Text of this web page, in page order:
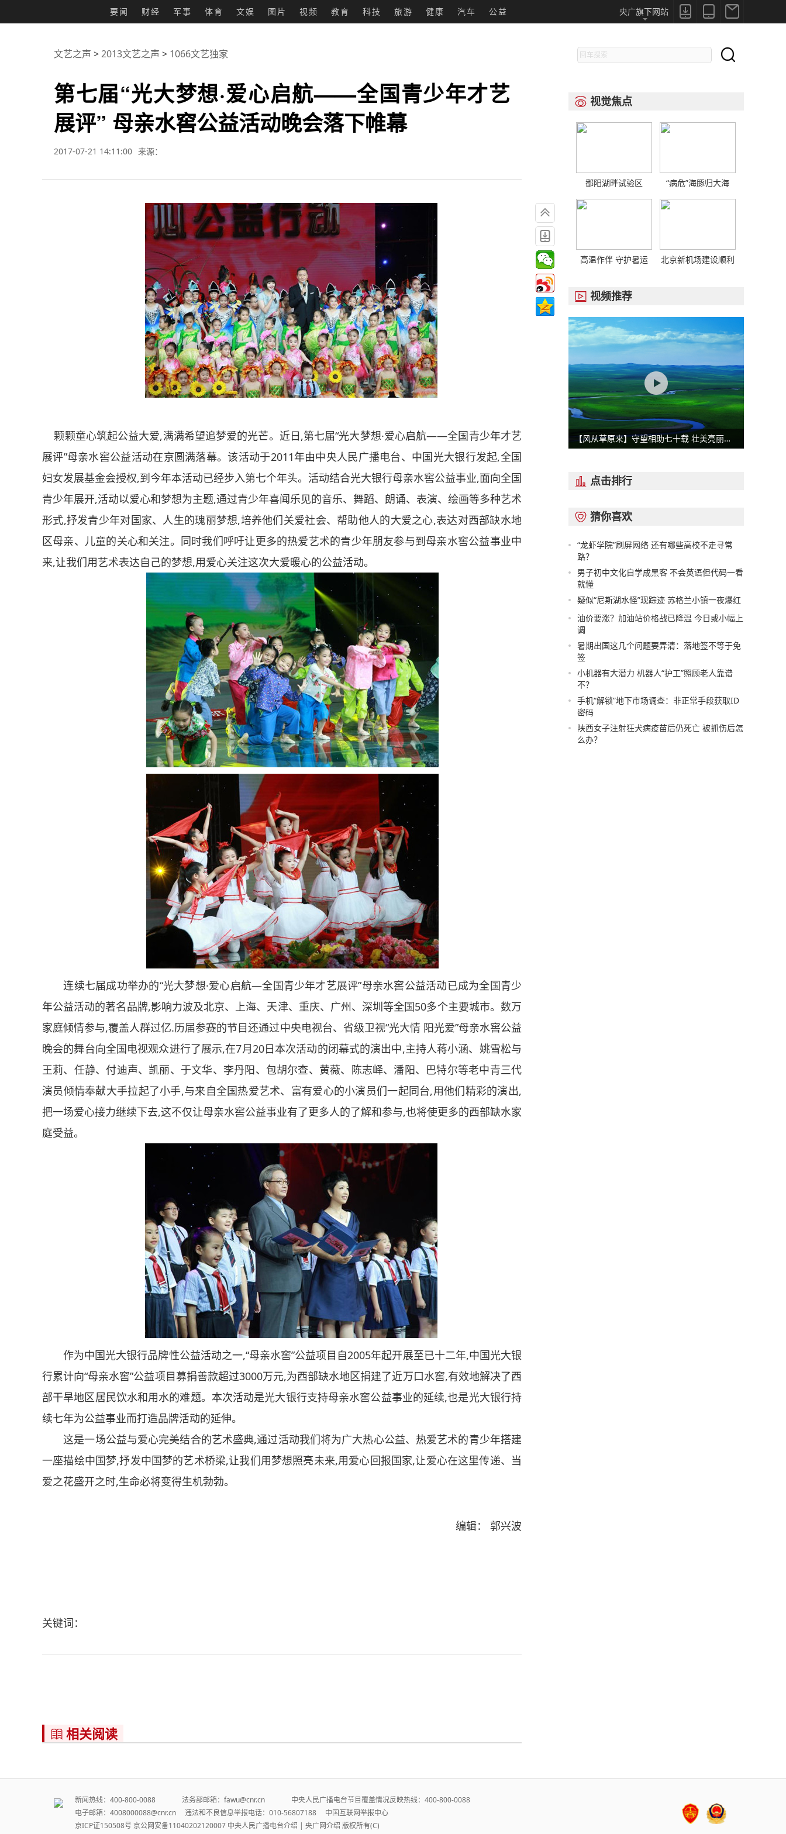
要闻 财经 军事 体育 文娱 图片 视频 教育 科技 旅游 健康 汽车 公益 


央广旗下网站
文艺之声 >2013文艺之声 > 1066文艺独家
第七届“光大梦想·爱心启航——全国青少年才艺
展评” 母亲水窖公益活动晚会落下帷幕
2017-07-21 14:11:00 来源：
颗颗童心筑起公益大爱,满满希望追梦爱的光芒。近日,第七届“光大梦想·爱心启航——全国青少年才艺
展评”母亲水窖公益活动在京圆满落幕。该活动于2011年由中央人民广播电台、中国光大银行发起,全国
妇女发展基金会授权,到今年本活动已经步入第七个年头。活动结合光大银行母亲水窖公益事业,面向全国
青少年展开,活动以爱心和梦想为主题,通过青少年喜闻乐见的音乐、舞蹈、朗诵、表演、绘画等多种艺术
形式,抒发青少年对国家、人生的瑰丽梦想,培养他们关爱社会、帮助他人的大爱之心,表达对西部缺水地
区母亲、儿童的关心和关注。同时我们呼吁让更多的热爱艺术的青少年朋友参与到母亲水窖公益事业中
来,让我们用艺术表达自己的梦想,用爱心关注这次大爱暖心的公益活动。
连续七届成功举办的“光大梦想·爱心启航—全国青少年才艺展评”母亲水窖公益活动已成为全国青少
年公益活动的著名品牌,影响力波及北京、上海、天津、重庆、广州、深圳等全国50多个主要城市。数万
家庭倾情参与,覆盖人群过亿.历届参赛的节目还通过中央电视台、省级卫视“光大情 阳光爱”母亲水窖公益
晚会的舞台向全国电视观众进行了展示,在7月20日本次活动的闭幕式的演出中,主持人蒋小涵、姚雪松与
王莉、任静、付迪声、凯丽、于文华、李丹阳、包胡尔查、黄薇、陈志峄、潘阳、巴特尔等老中青三代
演员倾情奉献大手拉起了小手,与来自全国热爱艺术、富有爱心的小演员们一起同台,用他们精彩的演出,
把一场爱心接力继续下去,这不仅让母亲水窖公益事业有了更多人的了解和参与,也将使更多的西部缺水家
庭受益。
作为中国光大银行品牌性公益活动之一,“母亲水窖”公益项目自2005年起开展至已十二年,中国光大银
行累计向“母亲水窖”公益项目募捐善款超过3000万元,为西部缺水地区捐建了近万口水窖,有效地解决了西
部干旱地区居民饮水和用水的难题。本次活动是光大银行支持母亲水窖公益事业的延续,也是光大银行持
续七年为公益事业而打造品牌活动的延伸。
这是一场公益与爱心完美结合的艺术盛典,通过活动我们将为广大热心公益、热爱艺术的青少年搭建
一座描绘中国梦,抒发中国梦的艺术桥梁,让我们用梦想照亮未来,用爱心回报国家,让爱心在这里传递、当
爱之花盛开之时,生命必将变得生机勃勃。
编辑： 郭兴波
关键词：


 相关阅读

 视觉焦点
鄱阳湖畔试验区 “病危”海豚归大海
高温作伴 守护暑运 北京新机场建设顺利
 视频推荐
【风从草原来】守望相助七十载 壮美亮丽内蒙古
 点击排行
 猜你喜欢
“龙虾学院”刷屏网络 还有哪些高校不走寻常
路？
男子初中文化自学成黑客 不会英语但代码一看
就懂
疑似“尼斯湖水怪”现踪迹 苏格兰小镇一夜爆红
油价要涨？加油站价格战已降温 今日或小幅上
调
暑期出国这几个问题要弄清：落地签不等于免
签
小机器有大潜力 机器人“护工”照顾老人靠谱
不？
手机“解锁”地下市场调查：非正常手段获取ID
密码
陕西女子注射狂犬病疫苗后仍死亡 被抓伤后怎
么办？
新闻热线：400-800-0088 法务部邮箱：fawu@cnr.cn 中央人民广播电台节目覆盖情况反映热线：400-800-0088
电子邮箱：4008000088@cnr.cn 违法和不良信息举报电话：010-56807188 中国互联网举报中心
京ICP证150508号 京公网安备11040202120007 中央人民广播电台介绍 | 央广网介绍 版权所有(C)